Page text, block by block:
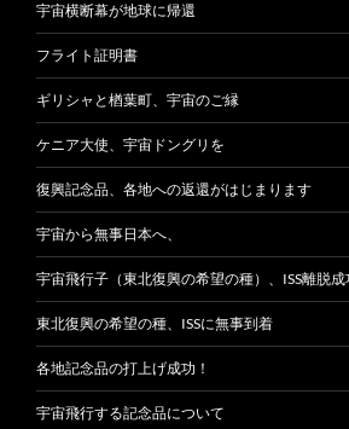
宇宙横断幕が地球に帰還
フライト証明書
ギリシャと楢葉町、宇宙のご縁
ケニア大使、宇宙ドングリを
復興記念品、各地への返還がはじまります
宇宙から無事日本へ、
宇宙飛行子（東北復興の希望の種）、ISS離脱
東北復興の希望の種、ISSに無事到着
各地記念品の打上げ成功！
宇宙飛行する記念品について